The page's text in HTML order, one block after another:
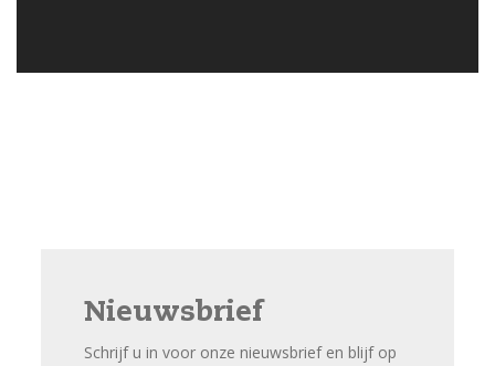
Nieuwsbrief
Schrijf u in voor onze nieuwsbrief en blijf op